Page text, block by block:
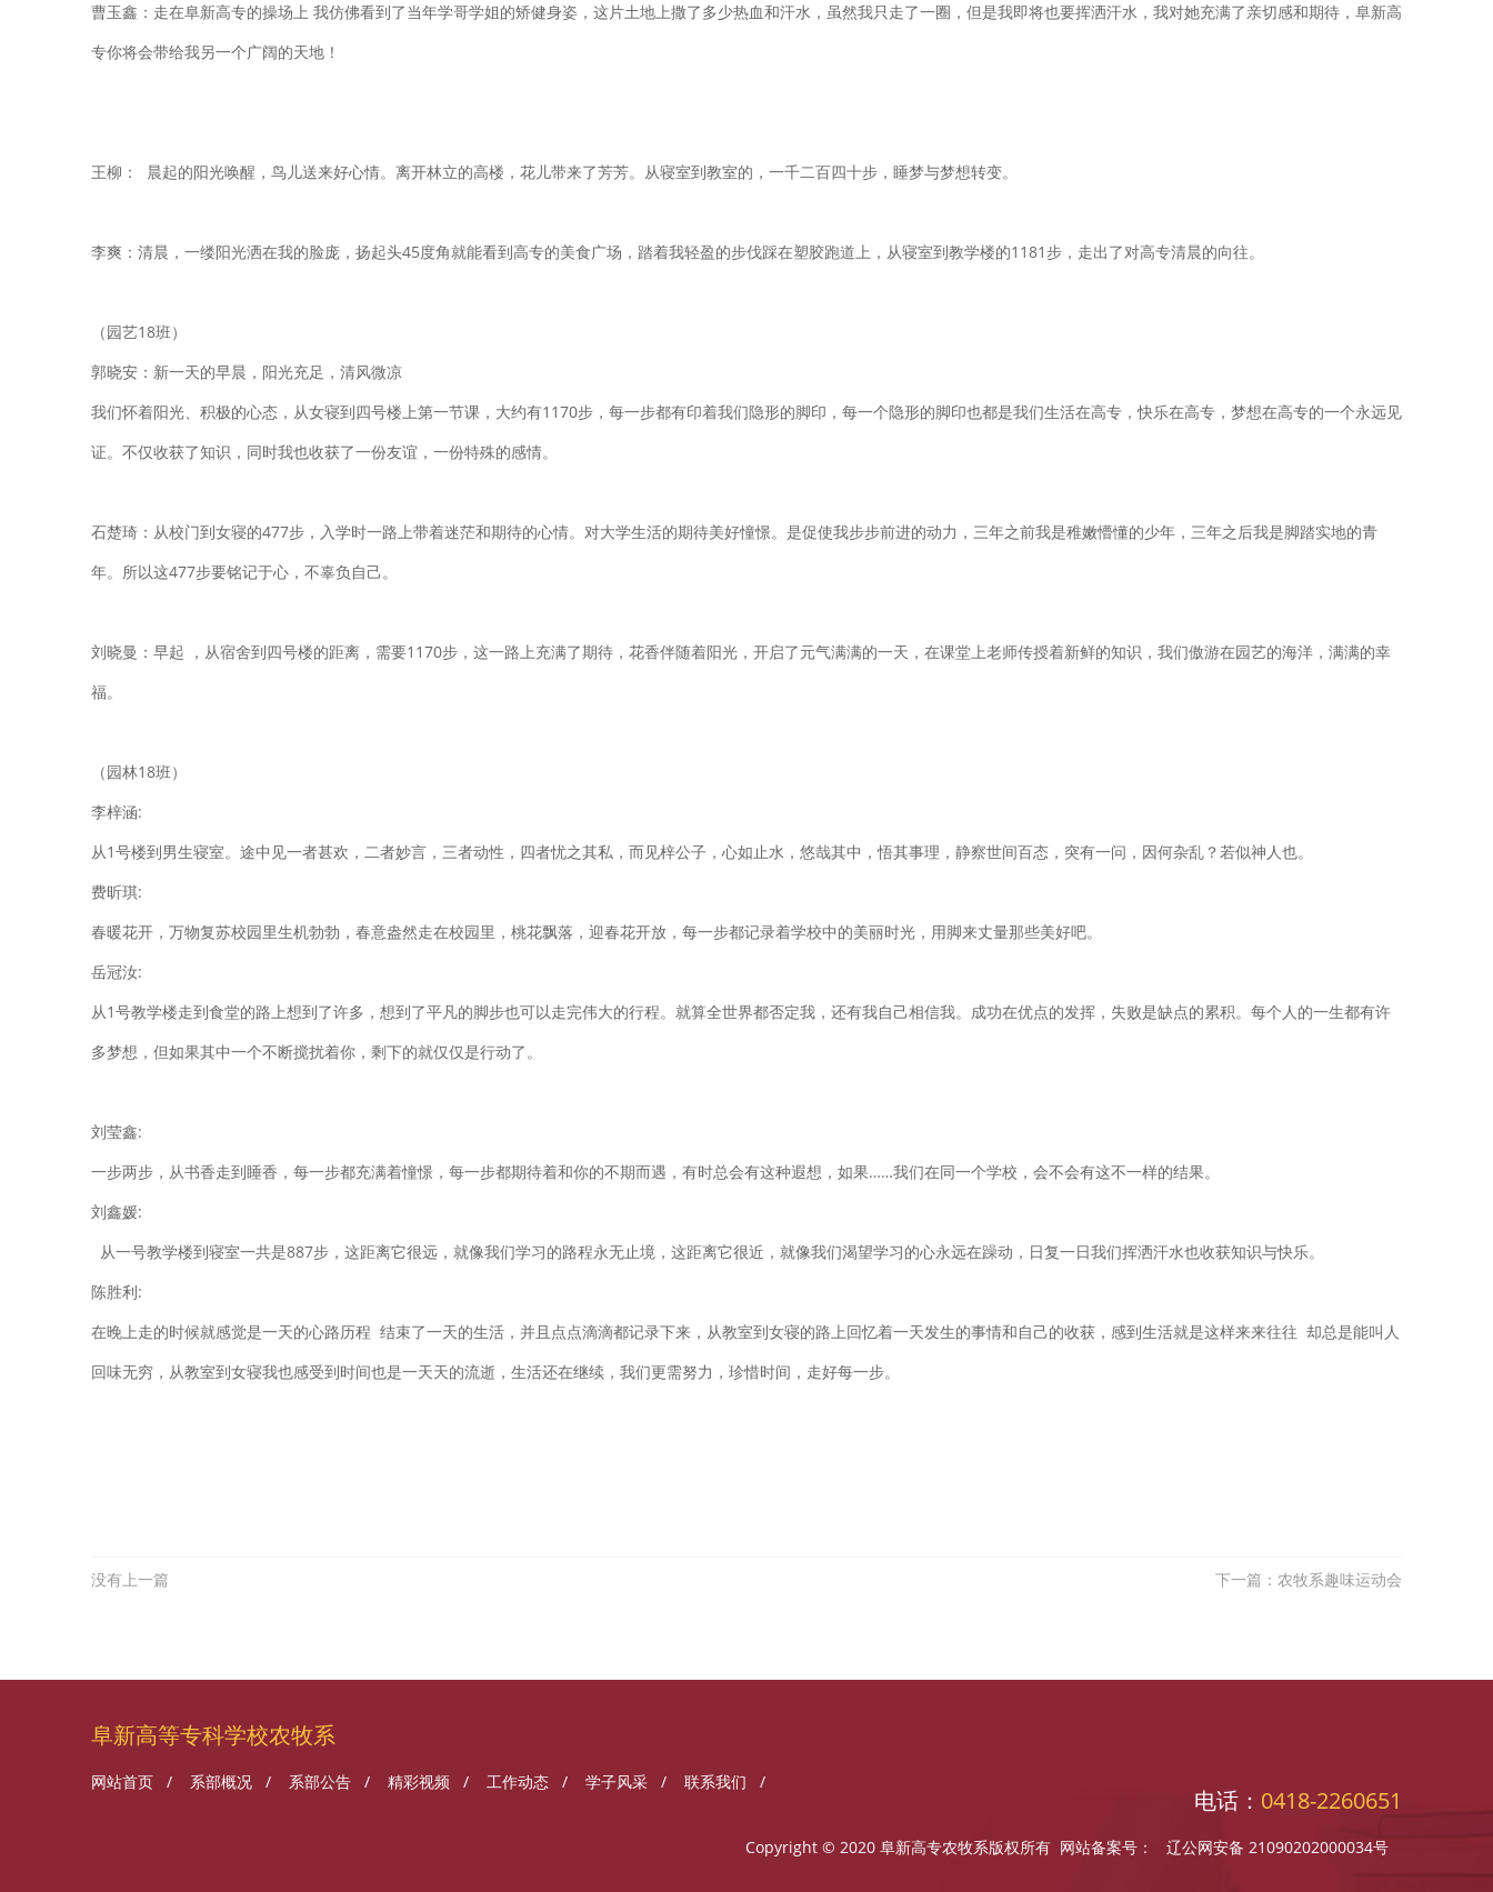
曹玉鑫：走在阜新高专的操场上 我仿佛看到了当年学哥学姐的矫健身姿，这片土地上撒了多少热血和汗水，虽然我只走了一圈，但是我即将也要挥洒汗水，我对她充满了亲切感和期待，阜新高
专你将会带给我另一个广阔的天地！
王柳： 晨起的阳光唤醒，鸟儿送来好心情。离开林立的高楼，花儿带来了芳芳。从寝室到教室的，一千二百四十步，睡梦与梦想转变。
李爽：清晨，一缕阳光洒在我的脸庞，扬起头45度角就能看到高专的美食广场，踏着我轻盈的步伐踩在塑胶跑道上，从寝室到教学楼的1181步，走出了对高专清晨的向往。
（园艺18班）
郭晓安：新一天的早晨，阳光充足，清风微凉
我们怀着阳光、积极的心态，从女寝到四号楼上第一节课，大约有1170步，每一步都有印着我们隐形的脚印，每一个隐形的脚印也都是我们生活在高专，快乐在高专，梦想在高专的一个永远见
证。不仅收获了知识，同时我也收获了一份友谊，一份特殊的感情。
石楚琦：从校门到女寝的477步，入学时一路上带着迷茫和期待的心情。对大学生活的期待美好憧憬。是促使我步步前进的动力，三年之前我是稚嫩懵懂的少年，三年之后我是脚踏实地的青
年。所以这477步要铭记于心，不辜负自己。
刘晓曼：早起 ，从宿舍到四号楼的距离，需要1170步，这一路上充满了期待，花香伴随着阳光，开启了元气满满的一天，在课堂上老师传授着新鲜的知识，我们傲游在园艺的海洋，满满的幸
福。
（园林18班）
李梓涵:
从1号楼到男生寝室。途中见一者甚欢，二者妙言，三者动性，四者忧之其私，而见梓公子，心如止水，悠哉其中，悟其事理，静察世间百态，突有一问，因何杂乱？若似神人也。
费昕琪:
春暖花开，万物复苏校园里生机勃勃，春意盎然走在校园里，桃花飘落，迎春花开放，每一步都记录着学校中的美丽时光，用脚来丈量那些美好吧。
岳冠汝:
从1号教学楼走到食堂的路上想到了许多，想到了平凡的脚步也可以走完伟大的行程。就算全世界都否定我，还有我自己相信我。成功在优点的发挥，失败是缺点的累积。每个人的一生都有许
多梦想，但如果其中一个不断搅扰着你，剩下的就仅仅是行动了。
刘莹鑫:
一步两步，从书香走到睡香，每一步都充满着憧憬，每一步都期待着和你的不期而遇，有时总会有这种遐想，如果……我们在同一个学校，会不会有这不一样的结果。
刘鑫媛:
从一号教学楼到寝室一共是887步，这距离它很远，就像我们学习的路程永无止境，这距离它很近，就像我们渴望学习的心永远在躁动，日复一日我们挥洒汗水也收获知识与快乐。
陈胜利:
在晚上走的时候就感觉是一天的心路历程 结束了一天的生活，并且点点滴滴都记录下来，从教室到女寝的路上回忆着一天发生的事情和自己的收获，感到生活就是这样来来往往 却总是能叫人
回味无穷，从教室到女寝我也感受到时间也是一天天的流逝，生活还在继续，我们更需努力，珍惜时间，走好每一步。
没有上一篇 下一篇：农牧系趣味运动会
阜新高等专科学校农牧系
网站首页 / 系部概况 / 系部公告 / 精彩视频 / 工作动态 / 学子风采 / 联系我们 /
电话： 0418-2260651
Copyright © 2020 阜新高专农牧系版权所有 网站备案号： 辽公网安备 21090202000034号